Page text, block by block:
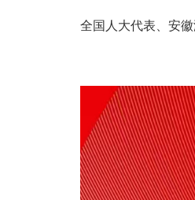
全国人大代表、安